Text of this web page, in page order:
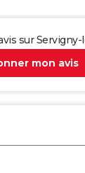
sur Servigny-
mon avis